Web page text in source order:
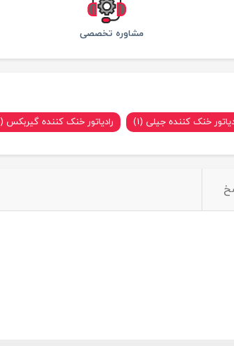
مشاوره تخصصی
خنک کننده جیلی (1) رادیاتور خنک کننده گیربکس (2)